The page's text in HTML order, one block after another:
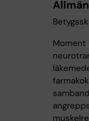
Moment